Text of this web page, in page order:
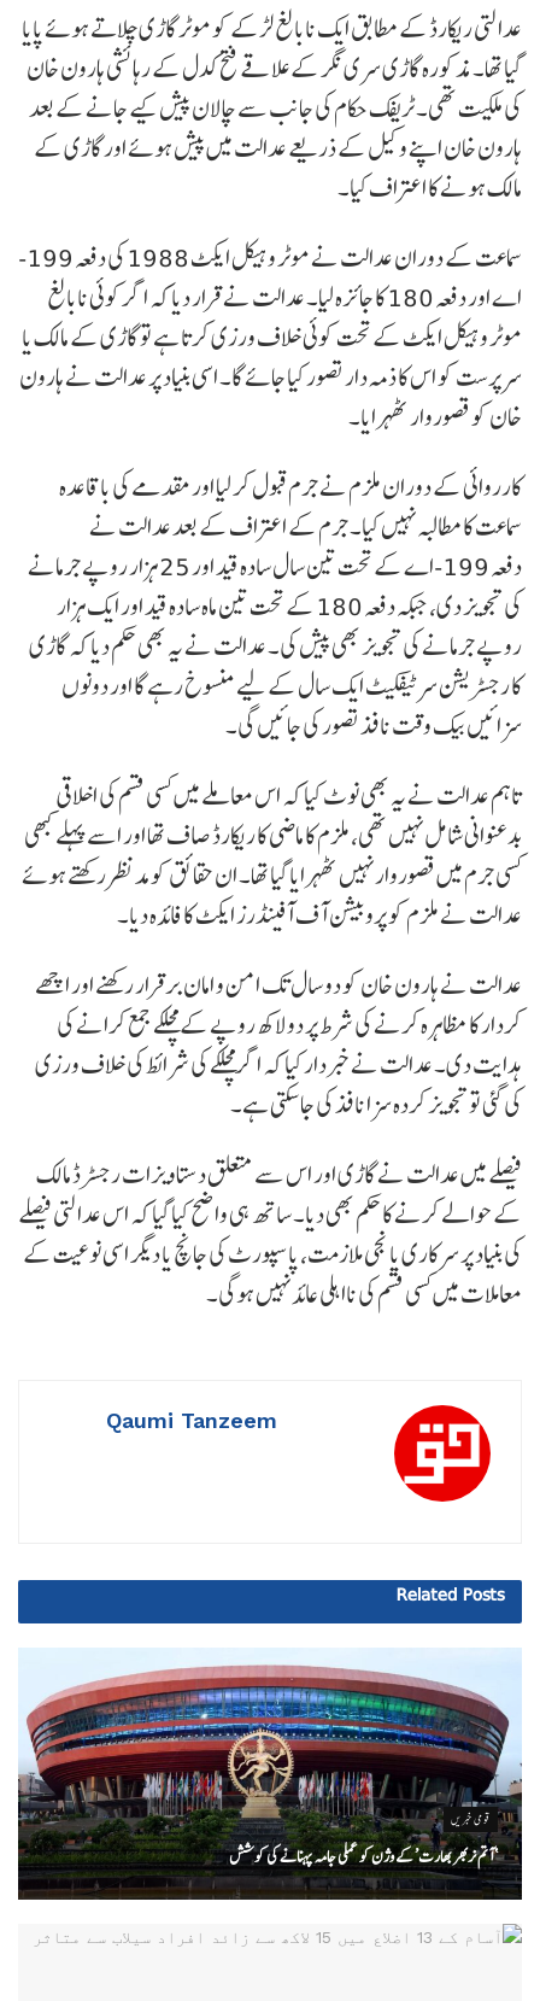
عدالتی ریکارڈ کے مطابق ایک نابالغ لڑکے کو موٹر گاڑی چلاتے ہوئے پایا
گیا تھا۔ مذکورہ گاڑی سری نگر کے علاقے فتح کدل کے رہائشی ہارون خان
کی ملکیت تھی۔ ٹریفک حکام کی جانب سے چالان پیش کیے جانے کے بعد
ہارون خان اپنے وکیل کے ذریعے عدالت میں پیش ہوئے اور گاڑی کے
مالک ہونے کا اعتراف کیا۔
سماعت کے دوران عدالت نے موٹر وہیکل ایکٹ 1988 کی دفعہ 199-
اے اور دفعہ 180 کا جائزہ لیا۔ عدالت نے قرار دیا کہ اگر کوئی نابالغ
موٹر وہیکل ایکٹ کے تحت کوئی خلاف ورزی کرتا ہے تو گاڑی کے مالک یا
سرپرست کو اس کا ذمہ دار تصور کیا جائے گا۔ اسی بنیاد پر عدالت نے ہارون
خان کو قصوروار ٹھہرایا۔
کارروائی کے دوران ملزم نے جرم قبول کر لیا اور مقدمے کی باقاعدہ
سماعت کا مطالبہ نہیں کیا۔ جرم کے اعتراف کے بعد عدالت نے
دفعہ 199-اے کے تحت تین سال سادہ قید اور 25 ہزار روپے جرمانے
کی تجویز دی، جبکہ دفعہ 180 کے تحت تین ماہ سادہ قید اور ایک ہزار
روپے جرمانے کی تجویز بھی پیش کی۔ عدالت نے یہ بھی حکم دیا کہ گاڑی
کا رجسٹریشن سرٹیفکیٹ ایک سال کے لیے منسوخ رہے گا اور دونوں
سزائیں بیک وقت نافذ تصور کی جائیں گی۔
تاہم عدالت نے یہ بھی نوٹ کیا کہ اس معاملے میں کسی قسم کی اخلاقی
بدعنوانی شامل نہیں تھی، ملزم کا ماضی کا ریکارڈ صاف تھا اور اسے پہلے کبھی
کسی جرم میں قصوروار نہیں ٹھہرایا گیا تھا۔ ان حقائق کو مدنظر رکھتے ہوئے
عدالت نے ملزم کو پروبیشن آف آفینڈرز ایکٹ کا فائدہ دیا۔
عدالت نے ہارون خان کو دو سال تک امن و امان برقرار رکھنے اور اچھے
کردار کا مظاہرہ کرنے کی شرط پر دو لاکھ روپے کے مچلکے جمع کرانے کی
ہدایت دی۔ عدالت نے خبردار کیا کہ اگر مچلکے کی شرائط کی خلاف ورزی
کی گئی تو تجویز کردہ سزا نافذ کی جا سکتی ہے۔
فیصلے میں عدالت نے گاڑی اور اس سے متعلق دستاویزات رجسٹرڈ مالک
کے حوالے کرنے کا حکم بھی دیا۔ ساتھ ہی واضح کیا گیا کہ اس عدالتی فیصلے
کی بنیاد پر سرکاری یا نجی ملازمت، پاسپورٹ کی جانچ یا دیگر اسی نوعیت کے
معاملات میں کسی قسم کی نااہلی عائد نہیں ہوگی۔
Qaumi Tanzeem
Related Posts
قومی خبریں
‘ آتم نربھر بھارت’ کے وژن کو عملی جامہ پہنانے کی کوشش